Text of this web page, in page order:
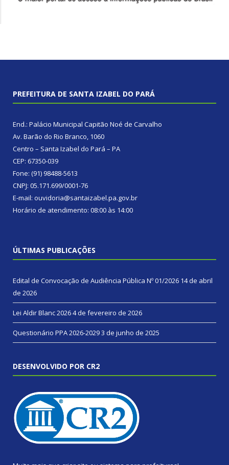
PREFEITURA DE SANTA IZABEL DO PARÁ
End.: Palácio Municipal Capitão Noé de Carvalho
Av. Barão do Rio Branco, 1060
Centro – Santa Izabel do Pará – PA
CEP: 67350-039
Fone: (91) 98488-5613
CNPJ: 05.171.699/0001-76
E-mail: ouvidoria@santaizabel.pa.gov.br
Horário de atendimento: 08:00 às 14:00
ÚLTIMAS PUBLICAÇÕES
Edital de Convocação de Audiência Pública Nº 01/2026 14 de abril
de 2026
Lei Aldir Blanc 20264 de fevereiro de 2026
Questionário PPA 2026-20293 de junho de 2025
DESENVOLVIDO POR CR2